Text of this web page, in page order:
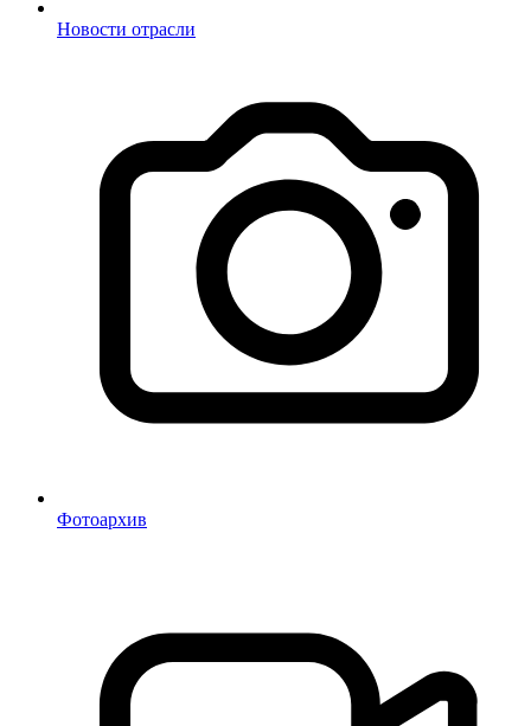
Новости отрасли
Фотоархив